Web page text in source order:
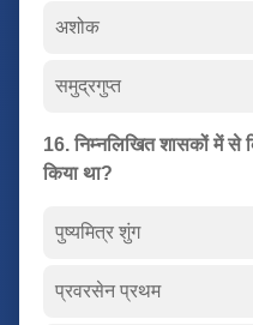
अशोक
समुद्रगुप्त
16. निम्नलिखित शासकों में से
किया था?
पुष्यमित्र शुंग
प्रवरसेन प्रथम